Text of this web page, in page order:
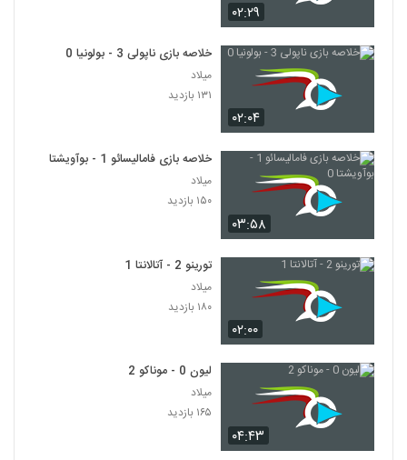
۰۲:۲۹
۰۲:۰۴
خلاصه بازی ناپولی 3 - بولونیا 0
میلاد
۱۳۱ بازدید
۰۳:۵۸
خلاصه بازی فامالیسائو 1 - بوآویشتا 0
میلاد
۱۵۰ بازدید
۰۲:۰۰
تورینو 2 - آتالانتا 1
میلاد
۱۸۰ بازدید
۰۴:۴۳
لیون 0 - موناکو 2
میلاد
۱۶۵ بازدید